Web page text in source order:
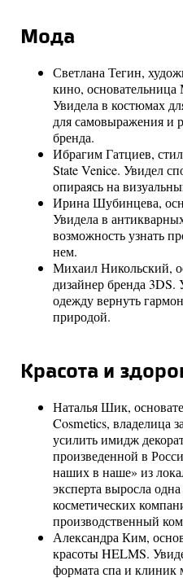
Мода
Светлана Тегин,
кино,
Увидела в костюмах
для самовыражения и
бренда.
Ибрагим Гатциев,
State Venice. Увидел
опираясь на
Ирина Шубинцева,
Увидела в
возможность узнать
нем.
Михаил Никольский,
дизайнер бренда 3DS.
одежду вернуть
природой.
Красота и
Наталья Шик,
Cosmetics, владелица
усилить имидж
произведенной в
наших в наше» из
эксперта выросла
косметических
производственный
Александра Ким,
красоты HELMS.
формата спа и клиник